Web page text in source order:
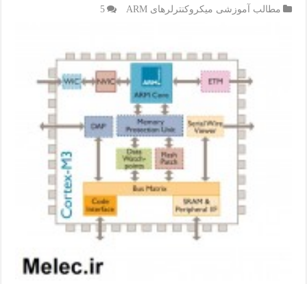
مطالب آموزشی میکروکنترلرهای ARM 5